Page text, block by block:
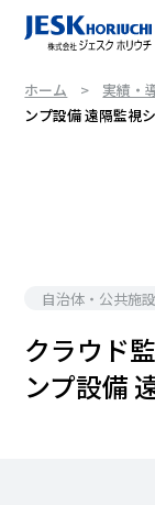
ホーム 実績・
ンプ設備 遠隔監視
自治体・公共施設
クラウド
ンプ設備